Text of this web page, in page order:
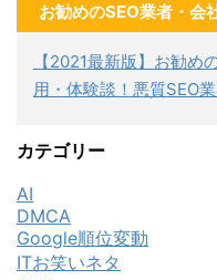
お勧めのSEO業者・会
【2021最新版】お勧め
用・体験談！悪質SEO
カテゴリー
AI
DMCA
Google順位変動
ITお笑いネタ